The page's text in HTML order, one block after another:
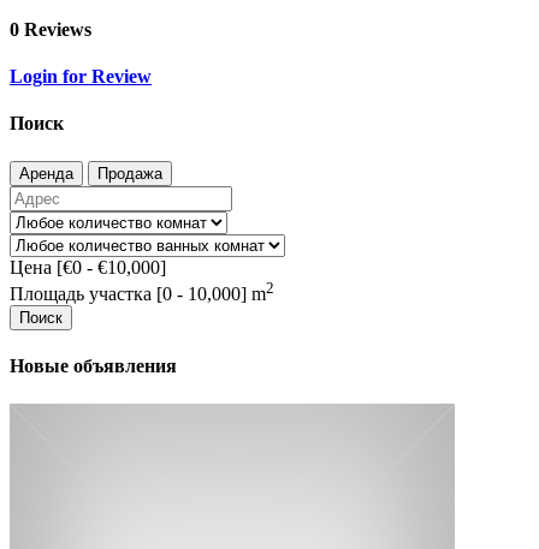
0 Reviews
Login for Review
Поиск
Аренда Продажа
Цена [€0 - €10,000]
Площадь участка [0 - 10,000] m2
Поиск
Новые объявления